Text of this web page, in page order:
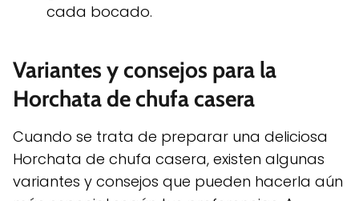
cada bocado.
Variantes y consejos para la
Horchata de chufa casera
Cuando se trata de preparar una deliciosa
Horchata de chufa casera, existen algunas
variantes y consejos que pueden hacerla aún